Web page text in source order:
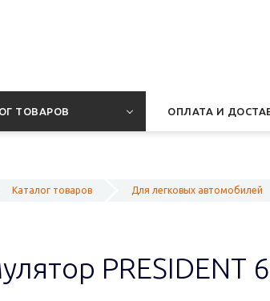
ТОВАРОВ ОПЛАТА И
Каталог товаров Для легковых автомобилей
PRESIDENT